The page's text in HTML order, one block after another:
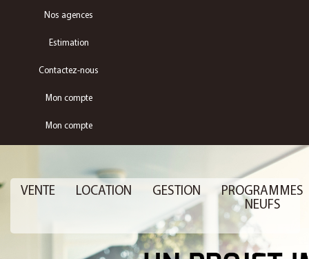
Nos agences
Estimation
Contactez-nous
Mon compte
Mon compte
VENTE LOCATION GESTION
PROGRAMMES
NEUFS